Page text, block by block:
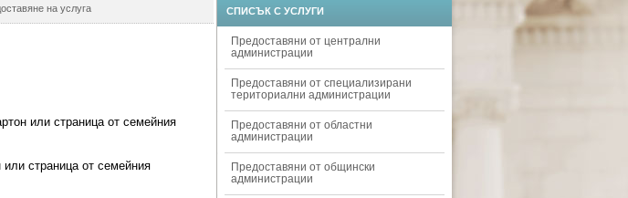
на услуга
или страница от семейния
или страница от семейния
СПИСЪК С УСЛУГИ
Предоставяни от централни
администрации
Предоставяни от специализирани
териториални администрации
Предоставяни от областни
администрации
Предоставяни от общински
администрации